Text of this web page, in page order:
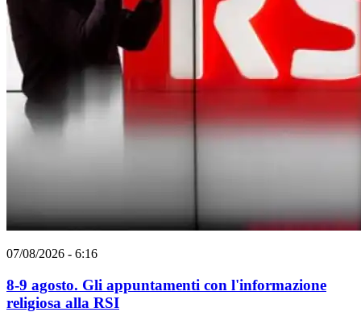
07/08/2026 - 6:16
8-9 agosto. Gli appuntamenti con l'informazione
religiosa alla RSI